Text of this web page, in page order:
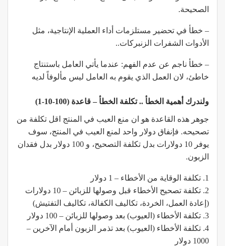
الصحيحة.
– خطأ في تحضير مستلزمات أداء العملية الإنتاجية، مثل
الأدوات الشفرات الزنبركات..
– خطأ ناجم عن عدم الفهم: عندما يأتي العامل باستنتاج
خاطئ، لان العمل الذي يقوم به العامل ليس مألوفاً لديه
ولندرك أهمية الخطأ .. تكلفة الخطأ – قاعدة (100-10-1)
جوهر هذه القاعدة هو ان منع العيب في المنتج اقل تكلفة من
تصحيحه. فإنفاق دولار واحد لمنع العيب في المنتج، سوف
يوفر 10 دولارات بدل تكلفة التصحيح، و 100 دولار بدل فقدان
الزبون.
1. تكلفة الوقاية من الأخطاء – 1 دولار
2. تكلفة تصحيح الأخطاء قبل وصولها للزبائن – 10 دولارات
(إعادة العمل، الخردة، تكاليف الكفالة، تكاليف التفتيش)
3. تكلفة الأخطاء (العيوب) بعد وصولها للزبائن – 100 دولار
4. تكلفة الأخطاء (العيوب) بعد تذمر الزبون أمام الآخرين –
1000 دولار